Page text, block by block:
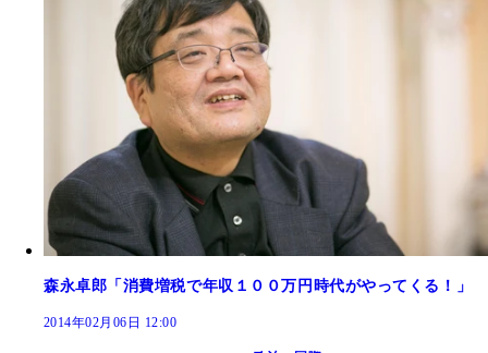
森永卓郎「消費増税で年収１００万円時代がやってくる！」
2014年02月06日 12:00